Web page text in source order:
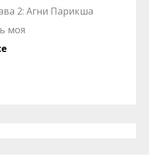
2: Агни Парикша
моя